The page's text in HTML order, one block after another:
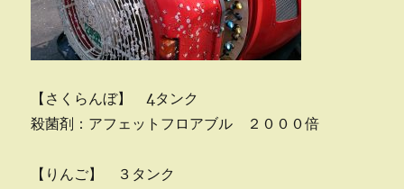
【さくらんぼ】 4タンク
殺菌剤：アフェットフロアブル ２０００倍
【りんご】 ３タンク